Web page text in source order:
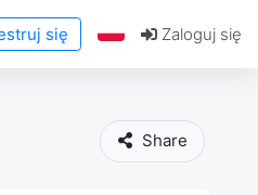
się Zaloguj się
Share